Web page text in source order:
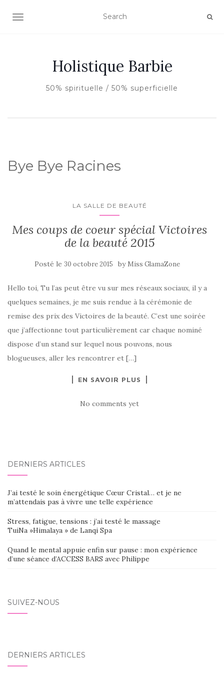
AFFICHER/MASQUER LA NAVIGATION
Holistique Barbie
50% spirituelle / 50% superficielle
Bye Bye Racines
LA SALLE DE BEAUTÉ
Mes coups de coeur spécial Victoires
de la beauté 2015
Posté le 30 octobre 2015 by Miss GlamaZone
Hello toi, Tu l’as peut être vu sur mes réseaux sociaux, il y a
quelques semaines, je me suis rendue à la cérémonie de
remise des prix des Victoires de la beauté. C’est une soirée
que j’affectionne tout particulièrement car chaque nominé
dispose d’un stand sur lequel nous pouvons, nous
blogueuses, aller les rencontrer et […]
EN SAVOIR PLUS
No comments yet
DERNIERS ARTICLES
J’ai testé le soin énergétique Cœur Cristal… et je ne
m’attendais pas à vivre une telle expérience
Stress, fatigue, tensions : j’ai testé le massage
TuiNa »Himalaya » de Lanqi Spa
Quand le mental appuie enfin sur pause : mon expérience
d’une séance d’ACCESS BARS avec Philippe
SUIVEZ-NOUS
DERNIERS ARTICLES